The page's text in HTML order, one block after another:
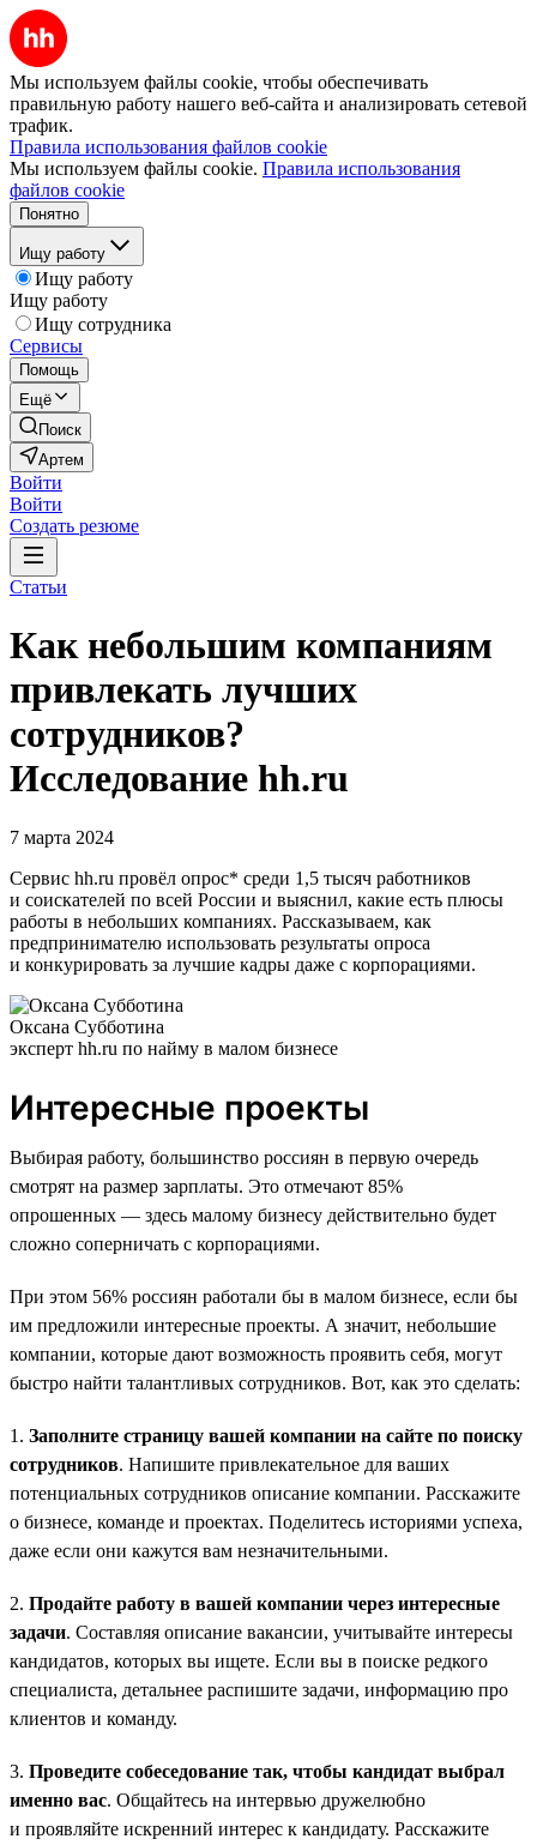
Мы используем файлы cookie, чтобы обеспечивать
правильную работу нашего веб-сайта и анализировать сетевой
трафик.
Правила использования файлов cookie
Мы используем файлы cookie. Правила использования
файлов cookie
Понятно
Ищу работу
Ищу работу
Ищу работу
Ищу сотрудника
Сервисы
Помощь
Ещё
Поиск
Артем
Войти
Войти
Создать резюме
Статьи
Как небольшим компаниям
привлекать лучших
сотрудников?
Исследование hh.ru
7 марта 2024
Сервис hh.ru провёл опрос* среди 1,5 тысяч работников
и соискателей по всей России и выяснил, какие есть плюсы
работы в небольших компаниях. Рассказываем, как
предпринимателю использовать результаты опроса
и конкурировать за лучшие кадры даже с корпорациями.
Оксана Субботина
эксперт hh.ru по найму в малом бизнесе
Интересные проекты
Выбирая работу, большинство россиян в первую очередь
смотрят на размер зарплаты. Это отмечают 85%
опрошенных — здесь малому бизнесу действительно будет
сложно соперничать с корпорациями.
При этом 56% россиян работали бы в малом бизнесе, если бы
им предложили интересные проекты. А значит, небольшие
компании, которые дают возможность проявить себя, могут
быстро найти талантливых сотрудников. Вот, как это сделать:
1. Заполните страницу вашей компании на сайте по поиску
сотрудников. Напишите привлекательное для ваших
потенциальных сотрудников описание компании. Расскажите
о бизнесе, команде и проектах. Поделитесь историями успеха,
даже если они кажутся вам незначительными.
2. Продайте работу в вашей компании через интересные
задачи. Составляя описание вакансии, учитывайте интересы
кандидатов, которых вы ищете. Если вы в поиске редкого
специалиста, детальнее распишите задачи, информацию про
клиентов и команду.
3. Проведите собеседование так, чтобы кандидат выбрал
именно вас. Общайтесь на интервью дружелюбно
и проявляйте искренний интерес к кандидату. Расскажите